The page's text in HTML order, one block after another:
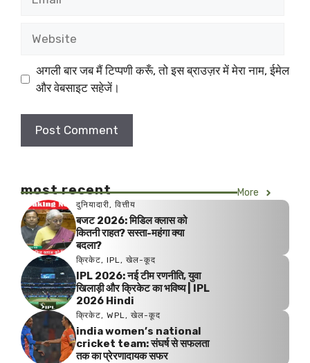
अगली बार जब मैं टिप्पणी करूँ, तो इस ब्राउज़र में मेरा नाम, ईमेल
और वेबसाइट सहेजें।
most recent More
दुनियादारी, वित्तीय
बजट 2026: मिडिल क्लास को
कितनी राहत? सस्ता-महंगा क्या
बदला?
क्रिकेट, IPL , खेल-कूद
IPL 2026: नई टीम रणनीति, युवा
खिलाड़ी और क्रिकेट का भविष्य | IPL
2026 Hindi
क्रिकेट, WPL , खेल-कूद
india women’s national
cricket team: संघर्ष से सफलता
तक का प्रेरणादायक सफर